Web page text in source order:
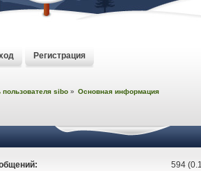
Регистрация
пользователя sibo » Основная информация
594